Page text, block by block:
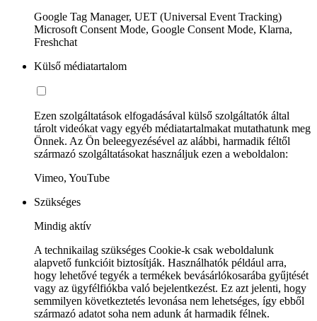
Google Tag Manager, UET (Universal Event Tracking)
Microsoft Consent Mode, Google Consent Mode, Klarna,
Freshchat
Külső médiatartalom
Ezen szolgáltatások elfogadásával külső szolgáltatók által
tárolt videókat vagy egyéb médiatartalmakat mutathatunk meg
Önnek. Az Ön beleegyezésével az alábbi, harmadik féltől
származó szolgáltatásokat használjuk ezen a weboldalon:
Vimeo, YouTube
Szükséges
Mindig aktív
A technikailag szükséges Cookie-k csak weboldalunk
alapvető funkcióit biztosítják. Használhatók például arra,
hogy lehetővé tegyék a termékek bevásárlókosarába gyűjtését
vagy az ügyfélfiókba való bejelentkezést. Ez azt jelenti, hogy
semmilyen következtetés levonása nem lehetséges, így ebből
származó adatot soha nem adunk át harmadik félnek.